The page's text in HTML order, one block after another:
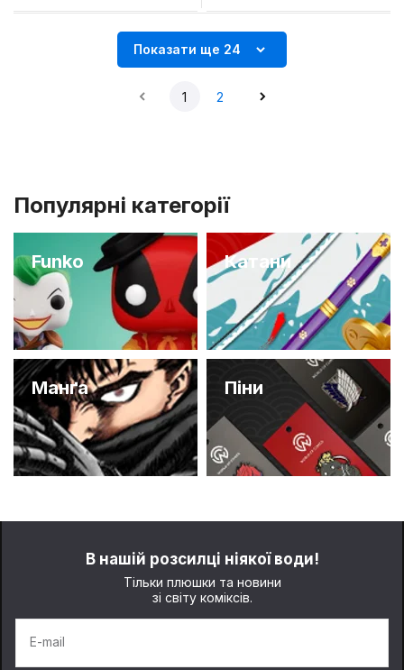
Показати ще 24
1 2
Популярні категорії
Funko Катани
Манґа Піни
В нашій розсилці ніякої води!
Тільки плюшки та новини
зі світу коміксів.
E-mail